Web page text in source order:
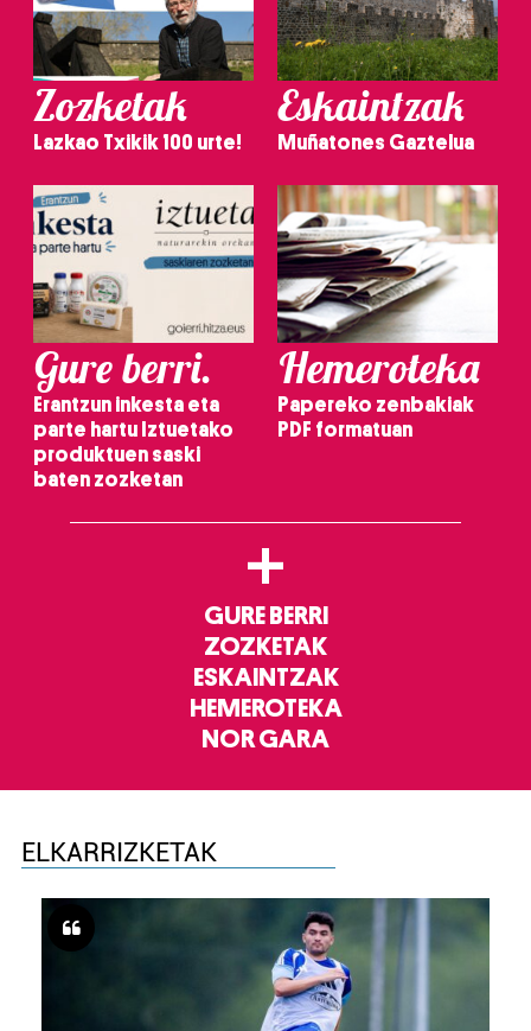
Zozketak
Lazkao Txikik 100 urte!
Eskaintzak
Muñatones Gaztelua
Gure berri.
Erantzun inkesta eta
parte hartu Iztuetako
produktuen saski
baten zozketan
Hemeroteka
Papereko zenbakiak
PDF formatuan
+
GURE BERRI
ZOZKETAK
ESKAINTZAK
HEMEROTEKA
NOR GARA
ELKARRIZKETAK